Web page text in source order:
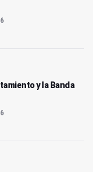
y la Banda